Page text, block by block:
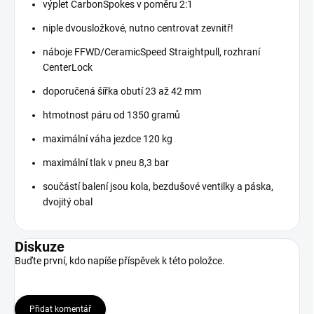
výplet CarbonSpokes v poměru 2:1
niple dvousložkové, nutno centrovat zevnitř!
náboje FFWD/CeramicSpeed Straightpull, rozhraní
CenterLock
doporučená šířka obutí 23 až 42 mm
htmotnost páru od 1350 gramů
maximální váha jezdce 120 kg
maximální tlak v pneu 8,3 bar
součástí balení jsou kola, bezdušové ventilky a páska,
dvojitý obal
Diskuze
Buďte první, kdo napíše příspěvek k této položce.
Přidat komentář